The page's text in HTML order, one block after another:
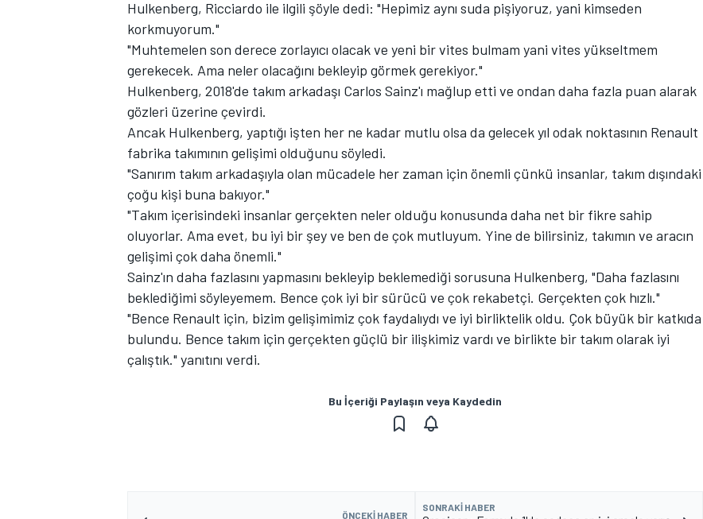
TÜRK SPORCULAR
Hulkenberg, Ricciardo ile ilgili şöyle dedi: "Hepimiz aynı suda pişiyoruz, yani kimseden
korkmuyorum."
"Muhtemelen son derece zorlayıcı olacak ve yeni bir vites bulmam yani vites yükseltmem
gerekecek. Ama neler olacağını bekleyip görmek gerekiyor."
Hulkenberg, 2018'de takım arkadaşı Carlos Sainz'ı mağlup etti ve ondan daha fazla puan alarak
gözleri üzerine çevirdi.
Ancak Hulkenberg, yaptığı işten her ne kadar mutlu olsa da gelecek yıl odak noktasının Renault
fabrika takımının gelişimi olduğunu söyledi.
"Sanırım takım arkadaşıyla olan mücadele her zaman için önemli çünkü insanlar, takım dışındaki
çoğu kişi buna bakıyor."
"Takım içerisindeki insanlar gerçekten neler olduğu konusunda daha net bir fikre sahip
oluyorlar. Ama evet, bu iyi bir şey ve ben de çok mutluyum. Yine de bilirsiniz, takımın ve aracın
gelişimi çok daha önemli."
Sainz'ın daha fazlasını yapmasını bekleyip beklemediği sorusuna Hulkenberg, "Daha fazlasını
beklediğimi söyleyemem. Bence çok iyi bir sürücü ve çok rekabetçi. Gerçekten çok hızlı."
"Bence Renault için, bizim gelişimimiz çok faydalıydı ve iyi birliktelik oldu. Çok büyük bir katkıda
bulundu. Bence takım için gerçekten güçlü bir ilişkimiz vardı ve birlikte bir takım olarak iyi
çalıştık." yanıtını verdi.
Bu İçeriği Paylaşın veya Kaydedin
ÖNCEKI HABER
SONRAKI HABER